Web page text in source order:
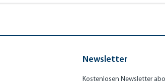
Newsletter
Kostenlosen Newsletter